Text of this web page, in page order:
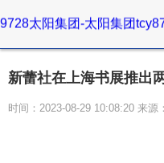
9728太阳集团-太阳集团
新蕾社在上海书展推出
时间：2023-08-29 10:08:20 来源